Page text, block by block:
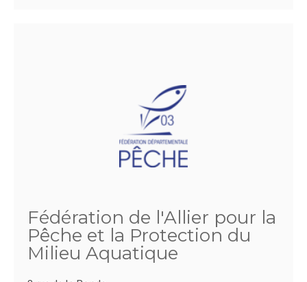
Fédération de l'Allier pour la
Pêche et la Protection du
Milieu Aquatique